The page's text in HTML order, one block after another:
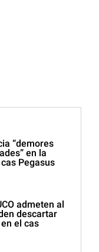
“demores
en la
Pegasus
admeten al
descartar
el cas